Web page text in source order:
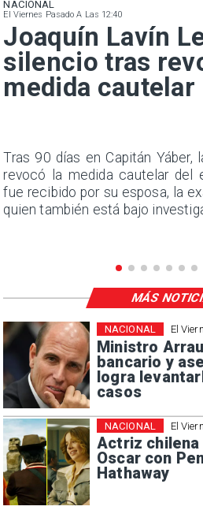
NACIONAL
El Viernes Pasado A Las 12:40
Joaquín Lavín
silencio tras
medida cautelar
Tras 90 días en Capitán Yáber,
revocó la medida cautelar del
fue recibido por su esposa, la
quien también está bajo
El
Ministro
bancario y
logra
casos
NACIONAL
El
Actriz chilena
Oscar con
Hathaway
NACIONAL
MÁS